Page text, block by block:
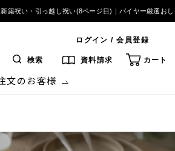
新築祝い・引っ越し祝い(8ページ目)｜バイヤー厳選お
ログイン / 会員登録
検索 資料請求 カート
文のお客様